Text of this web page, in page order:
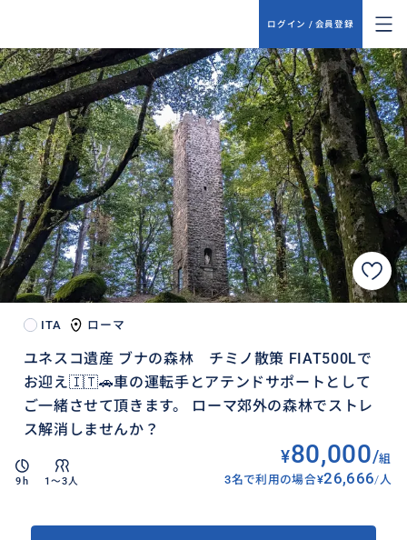
ログイン / 会員登録
ITA ローマ
ユネスコ遺産 ブナの森林 チミノ散策 FIAT500Lで
お迎え🇮🇹🚗車の運転手とアテンドサポートとして
ご一緒させて頂きます。 ローマ郊外の森林でストレ
ス解消しませんか？
9h 1〜3人
¥80,000/組
3名で利用の場合¥26,666/ 人